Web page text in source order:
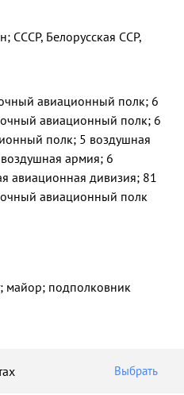
СССР, Белорусская ССР,
авиационный полк; 6
авиационный полк; 6
полк; 5 воздушная
армия; 6
авиационная дивизия; 81
авиационный полк
майор; подполковник
Выбрать